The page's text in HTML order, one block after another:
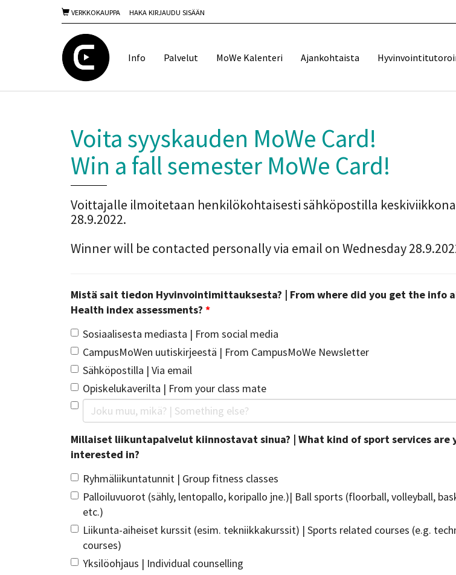
VERKKOKAUPPA HAKA KIRJAUDU SISÄÄN
Info Palvelut MoWe Kalenteri Ajankohtaista
Voita syyskauden MoWe Card!
Win a fall semester MoWe Card!
Voittajalle ilmoitetaan henkilökohtaisesti sähköpostilla keskiviikkona
28.9.2022.
Winner will be contacted personally via email on Wednesday
Mistä sait tiedon Hyvinvointimittauksesta? | From where did you get the info
Health index assessments? *
Sosiaalisesta mediasta | From social media
CampusMoWen uutiskirjeestä | From CampusMoWe Newsletter
Sähköpostilla | Via email
Opiskelukaverilta | From your class mate
Millaiset liikuntapalvelut kiinnostavat sinua? | What kind of sport services are
interested in?
Ryhmäliikuntatunnit | Group fitness classes
Palloiluvuorot (sähly, lentopallo, koripallo jne.)| Ball sports (floorball, volleyball,
etc.)
Liikunta-aiheiset kurssit (esim. tekniikkakurssit) | Sports related courses (e.g.
courses)
Yksilöohjaus | Individual counselling